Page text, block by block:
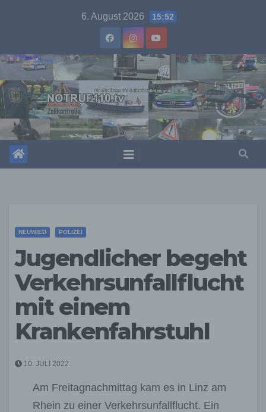
6. August 2026 15:52
NEUWIED POLIZEI
Jugendlicher begeht
Verkehrsunfallflucht
mit einem
Krankenfahrstuhl
10. JULI 2022
Am Freitagnachmittag kam es in Linz am
Rhein zu einer Verkehrsunfallflucht. Ein